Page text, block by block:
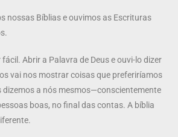
nossas Bíblias e ouvimos as Escrituras
Abrir a Palavra de Deus e ouvi-lo dizer
vai nos mostrar coisas que preferiríamos
dizemos a nós mesmos—conscientemente
boas, no final das contas. A bíblia